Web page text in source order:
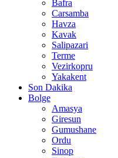
Bafra
Carsamba
Havza
Kavak
Salipazari
Terme
Vezirkopru
Yakakent
Son Dakika
Bolge
Amasya
Giresun
Gumushane
Ordu
Sinop